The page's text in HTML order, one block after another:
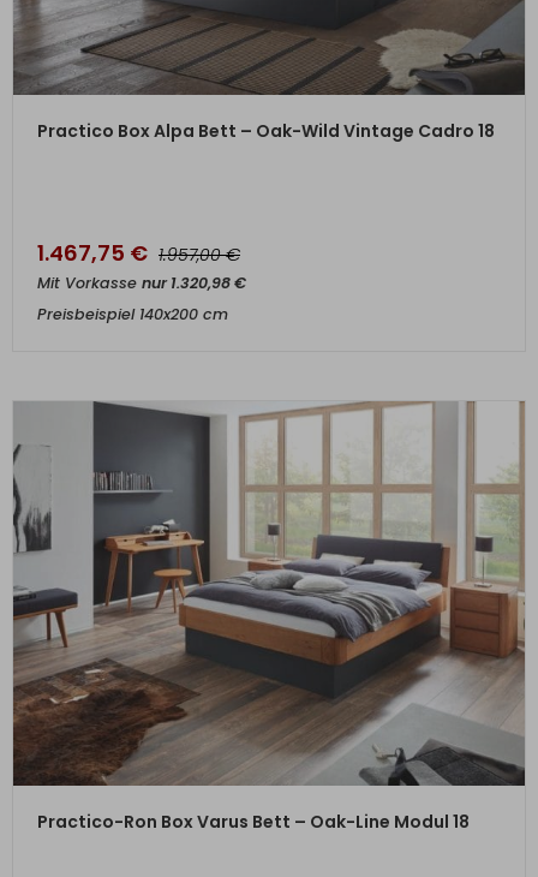
ZUM PRODUKT
Practico Box Alpa Bett – Oak-Wild Vintage Cadro 18
1.467,75 € 1.957,00€
Mit Vorkasse nur1.320,98€
Preisbeispiel 140x200 cm
Practico-Ron Box Varus Bett – Oak-Line Modul 18